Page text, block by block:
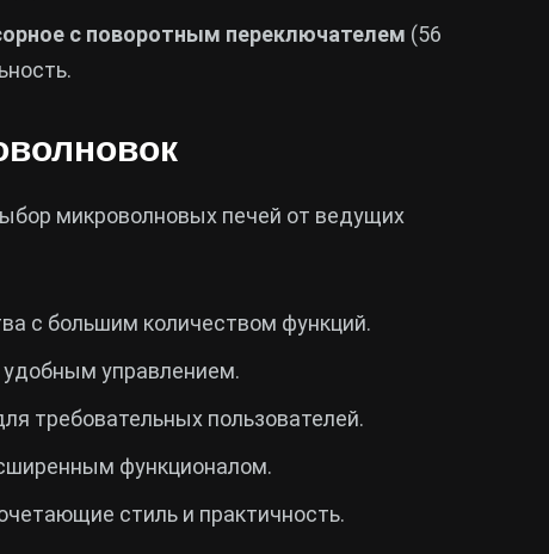
с поворотным переключателем (56
микроволновых печей от ведущих
с большим количеством функций.
управлением.
требовательных пользователей.
функционалом.
стиль и практичность.